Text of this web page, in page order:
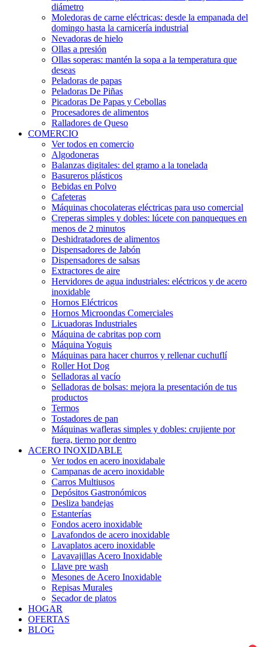
diámetro
Moledoras de carne eléctricas: desde la empanada del
domingo hasta la carnicería industrial
Nevadoras de hielo
Ollas a presión
Ollas soperas: mantén la sopa a la temperatura que
deseas
Peladoras de papas
Peladoras De Piñas
Picadoras De Papas y Cebollas
Procesadores de alimentos
Ralladores de Queso
COMERCIO
Ver todos en comercio
Algodoneras
Balanzas digitales: del gramo a la tonelada
Basureros plásticos
Bebidas en Polvo
Cafeteras
Máquinas chocolateras eléctricas para uso comercial
Creperas simples y dobles: lúcete con panqueques en
menos de 2 minutos
Deshidratadores de alimentos
Dispensadores de Jabón
Dispensadores de salsas
Extractores de aire
Hervidores de agua industriales: eléctricos y de acero
inoxidable
Hornos Eléctricos
Hornos Microondas Comerciales
Licuadoras Industriales
Máquina de cabritas pop corn
Máquina Yoguis
Máquinas para hacer churros y rellenar cuchuflí
Roller Hot Dog
Selladoras al vacío
Selladoras de bolsas: mejora la presentación de tus
productos
Termos
Tostadores de pan
Máquinas wafleras simples y dobles: crujiente por
fuera, tierno por dentro
ACERO INOXIDABLE
Ver todos en acero inoxidabale
Campanas de acero inoxidable
Carros Multiusos
Depósitos Gastronómicos
Desliza bandejas
Estanterías
Fondos acero inoxidable
Lavafondos de acero inoxidable
Lavaplatos acero inoxidable
Lavavajillas Acero Inoxidable
Llave pre wash
Mesones de Acero Inoxidable
Repisas Murales
Secador de platos
HOGAR
OFERTAS
BLOG